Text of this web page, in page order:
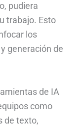
pudiera
trabajo. Esto
los
generación de
de IA
como
de texto,